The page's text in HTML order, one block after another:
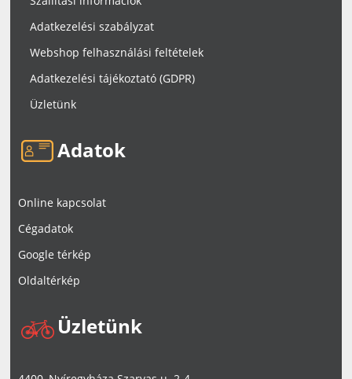
Adatkezelési szabályzat
Webshop felhasználási feltételek
Adatkezelési tájékoztató (GDPR)
Üzletünk
Adatok
Online kapcsolat
Cégadatok
Google térkép
Oldaltérkép
Üzletünk